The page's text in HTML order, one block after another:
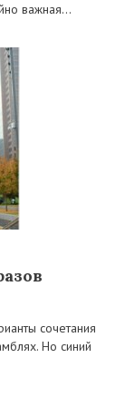
важная…
сочетания
Но синий